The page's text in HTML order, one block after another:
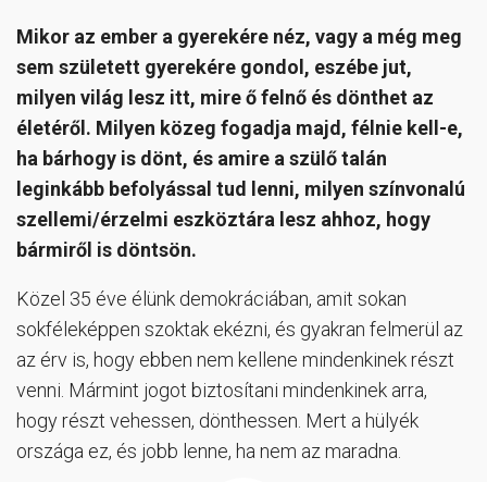
Mikor az ember a gyerekére néz, vagy a még meg
sem született gyerekére gondol, eszébe jut,
milyen világ lesz itt, mire ő felnő és dönthet az
életéről. Milyen közeg fogadja majd, félnie kell-e,
ha bárhogy is dönt, és amire a szülő talán
leginkább befolyással tud lenni, milyen színvonalú
szellemi/érzelmi eszköztára lesz ahhoz, hogy
bármiről is döntsön.
Közel 35 éve élünk demokráciában, amit sokan
sokféleképpen szoktak ekézni, és gyakran felmerül az
az érv is, hogy ebben nem kellene mindenkinek részt
venni. Mármint jogot biztosítani mindenkinek arra,
hogy részt vehessen, dönthessen. Mert a hülyék
országa ez, és jobb lenne, ha nem az maradna.